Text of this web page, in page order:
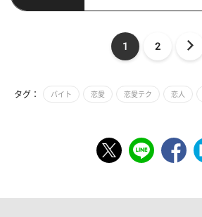
1 2
タグ： バイト 恋愛 恋愛テク 恋人